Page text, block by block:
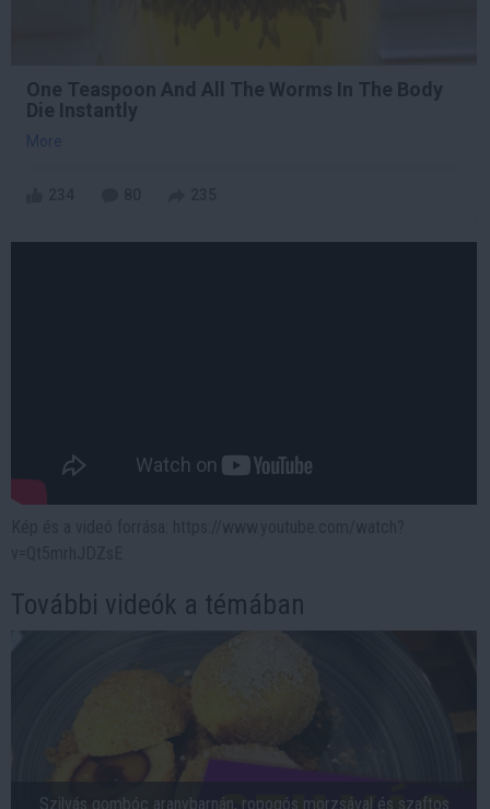
One Teaspoon And All The Worms In The Body
Die Instantly
More
További videók a témában
Szilvás gombóc aranybarnán, ropogós morzsával és szaftos